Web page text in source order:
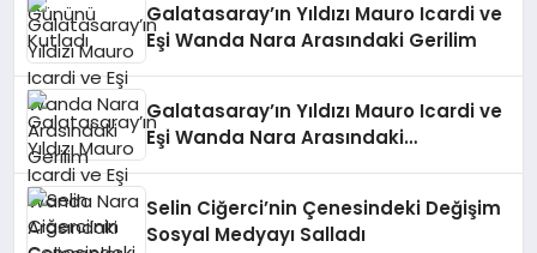
Galatasaray’ın Yıldızı Mauro Icardi ve
Eşi Wanda Nara Arasındaki Gerilim
Galatasaray’ın Yıldızı Mauro Icardi ve
Eşi Wanda Nara Arasındaki
Selin Ciğerci’nin Çenesindeki Değişim
Sosyal Medyayı Salladı